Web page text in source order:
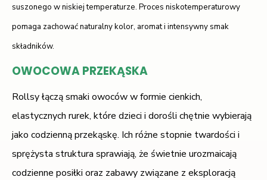
suszonego w niskiej temperaturze. Proces niskotemperaturowy
pomaga zachować naturalny kolor, aromat i intensywny smak
składników.
OWOCOWA PRZEKĄSKA
Rollsy łączą smaki owoców w formie cienkich,
elastycznych rurek, które dzieci i dorośli chętnie wybierają
jako codzienną przekąskę. Ich różne stopnie twardości i
sprężysta struktura sprawiają, że świetnie urozmaicają
codzienne posiłki oraz zabawy związane z eksploracją